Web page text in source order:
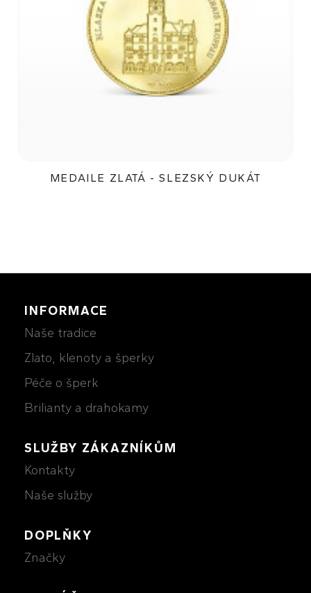
MEDAILE ZLATÁ - SLEZSKÝ DUKÁT
INFORMACE
Naše tradice
Zlato, klenoty a šperky
Péče o šperk
Brilianty a drahokamy
SLUŽBY ZÁKAZNÍKŮM
Kontakty
Naše služby
DOPLŇKY
Značky